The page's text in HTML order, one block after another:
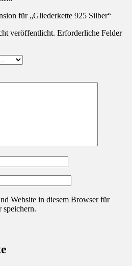
für „Gliederkette 925 Silber“
veröffentlicht. Erforderliche Felder
Website in diesem Browser für
speichern.